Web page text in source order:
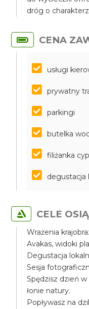
dróg o
CENA
usługi
prywatny
parkingi
butelka
filiżanka
degustacja
CELE
Wrażenia
Avakas, widoki
Degustacja
Sesja
Spędzisz dzień
łonie natury.
Popływasz na